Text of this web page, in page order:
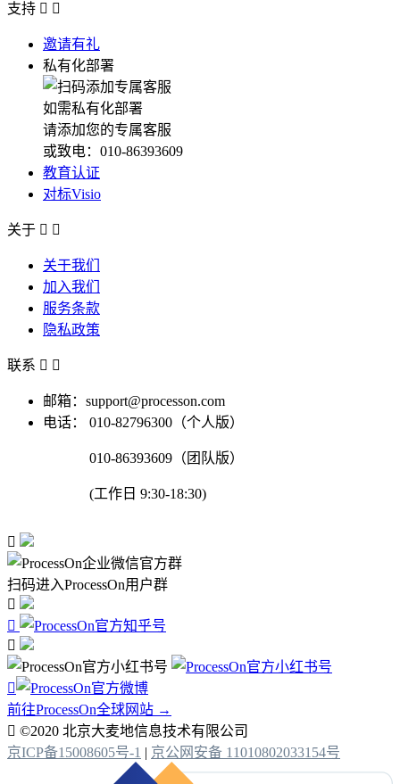
支持  
邀请有礼
私有化部署
如需私有化部署
请添加您的专属客服
或致电：010-86393609
教育认证
对标Visio
关于  
关于我们
加入我们
服务条款
隐私政策
联系  
邮箱：support@processon.com
电话：
010-82796300（个人版）
010-86393609（团队版）
(工作日 9:30-18:30)

扫码进入ProcessOn用户群




前往ProcessOn全球网站 →
 ©2020 北京大麦地信息技术有限公司
京ICP备15008605号-1 | 京公网安备 11010802033154号